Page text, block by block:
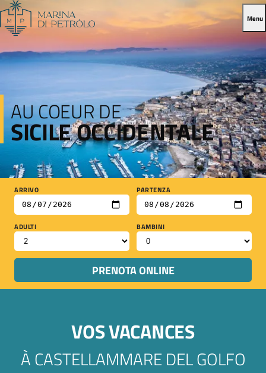
Menu
AU COEUR DE
SICILE OCCIDENTALE
ARRIVO PARTENZA
ADULTI BAMBINI
PRENOTA ONLINE
VOS VACANCES
À CASTELLAMMARE DEL GOLFO